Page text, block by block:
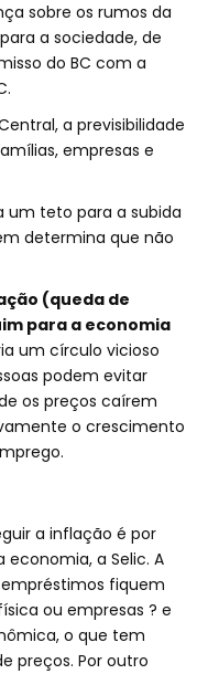
sobre os rumos da
a sociedade, de
do BC com a
a previsibilidade
empresas e
um teto para a subida
determina que não
(queda de
para a economia
um círculo vicioso
podem evitar
os preços caírem
o crescimento
a inflação é por
a Selic. A
fiquem
ou empresas ? e
o que tem
preços. Por outro